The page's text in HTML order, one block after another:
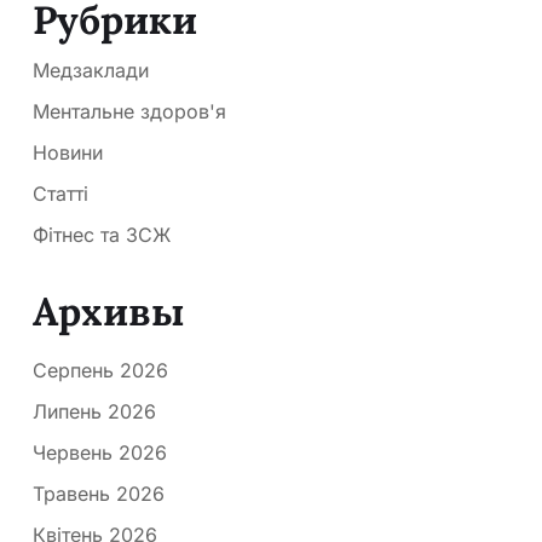
Рубрики
Медзаклади
Ментальне здоров'я
Новини
Статті
Фітнес та ЗСЖ
Архивы
Серпень 2026
Липень 2026
Червень 2026
Травень 2026
Квітень 2026